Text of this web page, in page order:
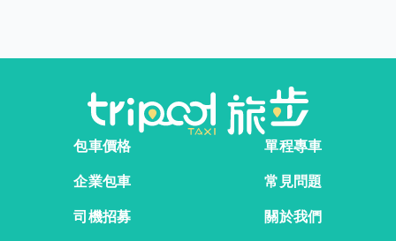
包車價格
單程專車
企業包車
常見問題
司機招募
關於我們